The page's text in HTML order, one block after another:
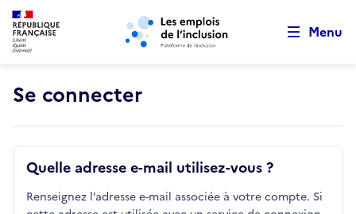
Aller au menu principal Aller au contenu principal
Menu
Se connecter
Quelle adresse e-mail utilisez-vous ?
Renseignez l’adresse e-mail associée à votre compte. Si
Retour au début de la page
Panneau de gestion des cookies